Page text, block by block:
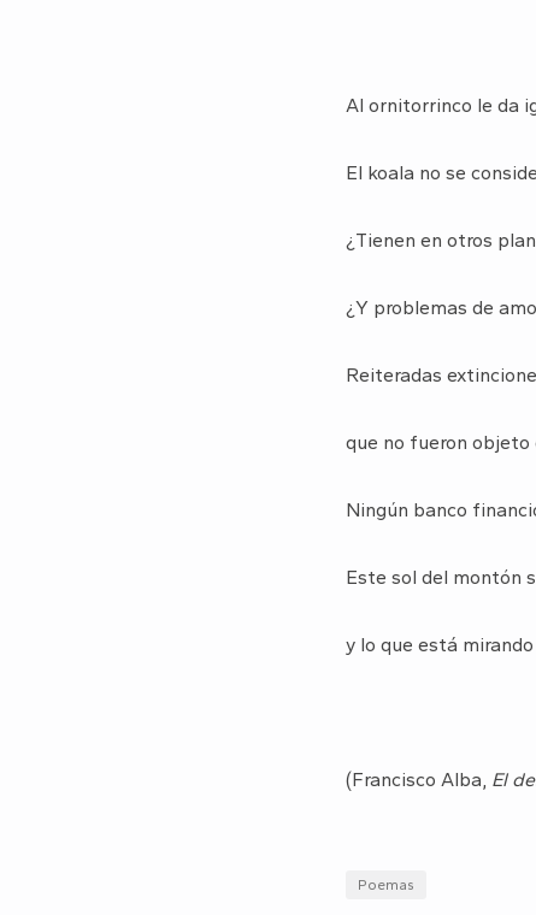
Al ornitorrinco le da
El koala no se
¿Tienen en otros
¿Y problemas de
Reiteradas
que no fueron
Ningún banco
Este sol del montón
y lo que está
(Francisco Alba, El
Poemas